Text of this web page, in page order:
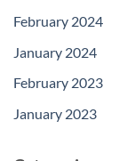
February 2024
January 2024
February 2023
January 2023